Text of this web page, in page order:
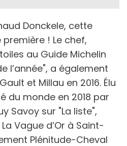
Donckele, cette
! Le chef,
au Guide Michelin
l’année", a également
et Millau en 2016. Élu
du monde en 2018 par
Savoy sur "La liste",
Vague d’Or à Saint-
Plénitude-Cheval